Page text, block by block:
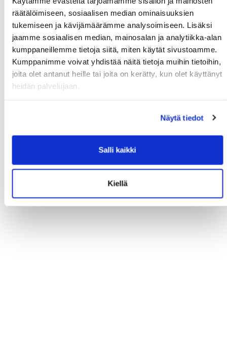
räätälöimiseen, sosiaalisen median ominaisuuksien
tukemiseen ja kävijämäärämme analysoimiseen. Lisäksi
jaamme sosiaalisen median, mainosalan ja analytiikka-alan
kumppaneillemme tietoja siitä, miten käytät sivustoamme.
Kumppanimme voivat yhdistää näitä tietoja muihin tietoihin,
joita olet antanut heille tai joita on kerätty, kun olet käyttänyt
heidän palvelujaan.
Näytä tiedot
Salli kaikki
Kiellä
Näytetään tulokset 1 - 0 (yhteensä 0) 1
Varausta varten sinun täytyy olla kirjautunut sisään. Jos
sinulla ei ole tunnuksia, voit